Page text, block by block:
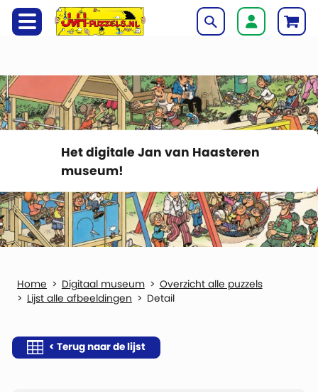
Het digitale Jan van Haasteren
museum!
Digitaal museum
Overzicht alle puzzels
Lijst alle afbeeldingen
Detail
< Terug naar de lijst